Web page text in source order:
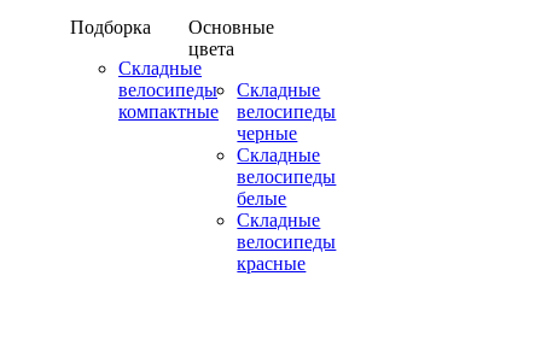
Подборка
Складные
велосипеды
компактные
Основные
цвета
Складные
велосипеды
черные
Складные
велосипеды
белые
Складные
велосипеды
красные